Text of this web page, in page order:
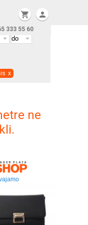
333 55 60
shopping_cart person
x
ne